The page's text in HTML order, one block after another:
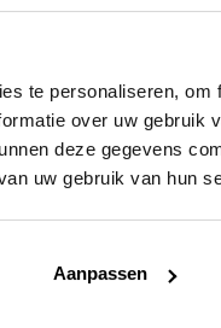
te personaliseren,
over uw gebruik
deze gegevens
uw gebruik van hun
Aanpassen
Audi
Kopen